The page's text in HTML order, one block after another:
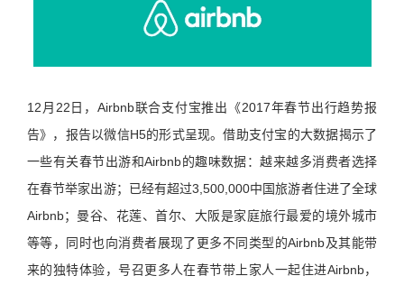
12月22日，Airbnb联合支付宝推出《2017年春节出行趋势报
告》，报告以微信H5的形式呈现。借助支付宝的大数据揭示了
一些有关春节出游和Airbnb的趣味数据：越来越多消费者选择
在春节举家出游；已经有超过3,500,000中国旅游者住进了全球
Airbnb；曼谷、花莲、首尔、大阪是家庭旅行最爱的境外城市
等等，同时也向消费者展现了更多不同类型的Airbnb及其能带
来的独特体验，号召更多人在春节带上家人一起住进Airbnb，